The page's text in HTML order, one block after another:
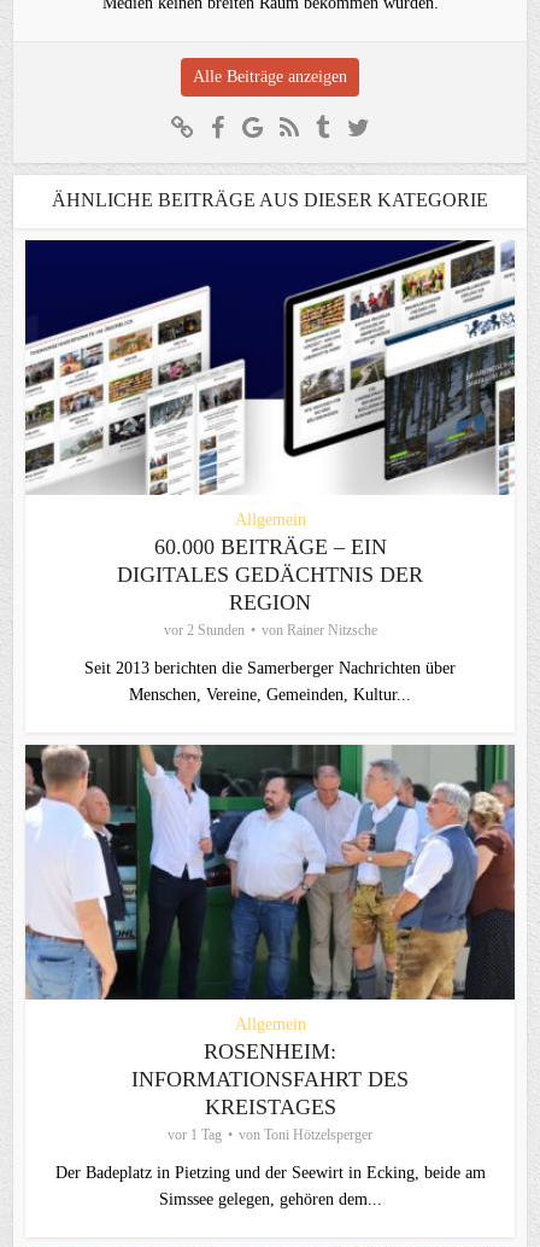
Alle Beiträge anzeigen
ÄHNLICHE BEITRÄGE AUS DIESER KATEGORIE
Allgemein
60.000 BEITRÄGE – EIN
DIGITALES GEDÄCHTNIS DER
REGION
vor 2 Stunden von Rainer Nitzsche
Seit 2013 berichten die Samerberger Nachrichten über
Menschen, Vereine, Gemeinden, Kultur...
Allgemein
ROSENHEIM:
INFORMATIONSFAHRT DES
KREISTAGES
vor 1 Tag von Toni Hötzelsperger
Der Badeplatz in Pietzing und der Seewirt in Ecking, beide am
Simssee gelegen, gehören dem...